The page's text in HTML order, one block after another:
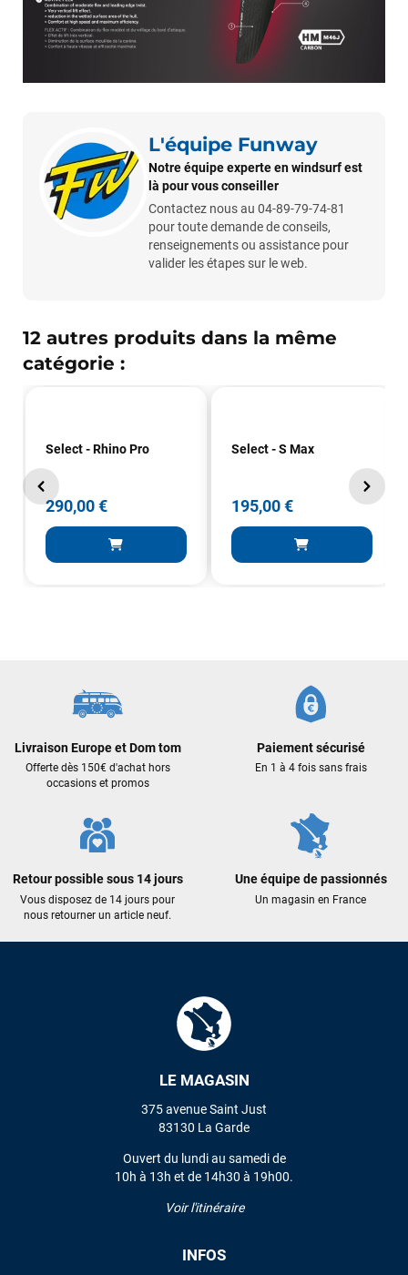
L'équipe Funway
Notre équipe experte en windsurf est
là pour vous conseiller
Contactez nous au 04-89-79-74-81
pour toute demande de conseils,
renseignements ou assistance pour
valider les étapes sur le web.
12 autres produits dans la même
catégorie :
Select - Rhino Pro
290,00 €
Select - S Max
195,00 €
Livraison Europe et Dom tom
Offerte dès 150€ d'achat hors
occasions et promos
Paiement sécurisé
En 1 à 4 fois sans frais
Retour possible sous 14 jours
Vous disposez de 14 jours pour
nous retourner un article neuf.
Une équipe de passionnés
Un magasin en France
LE MAGASIN
375 avenue Saint Just
83130 La Garde
Ouvert du lundi au samedi de
10h à 13h et de 14h30 à 19h00.
Voir l'itinéraire
INFOS
Maronui RICHMOND
il y a 3 mois
J'ai acheté une voile d'occasion depuis Tahiti. Super service.
VOIR TOUS LES AVIS
LAISSER UN AVIS